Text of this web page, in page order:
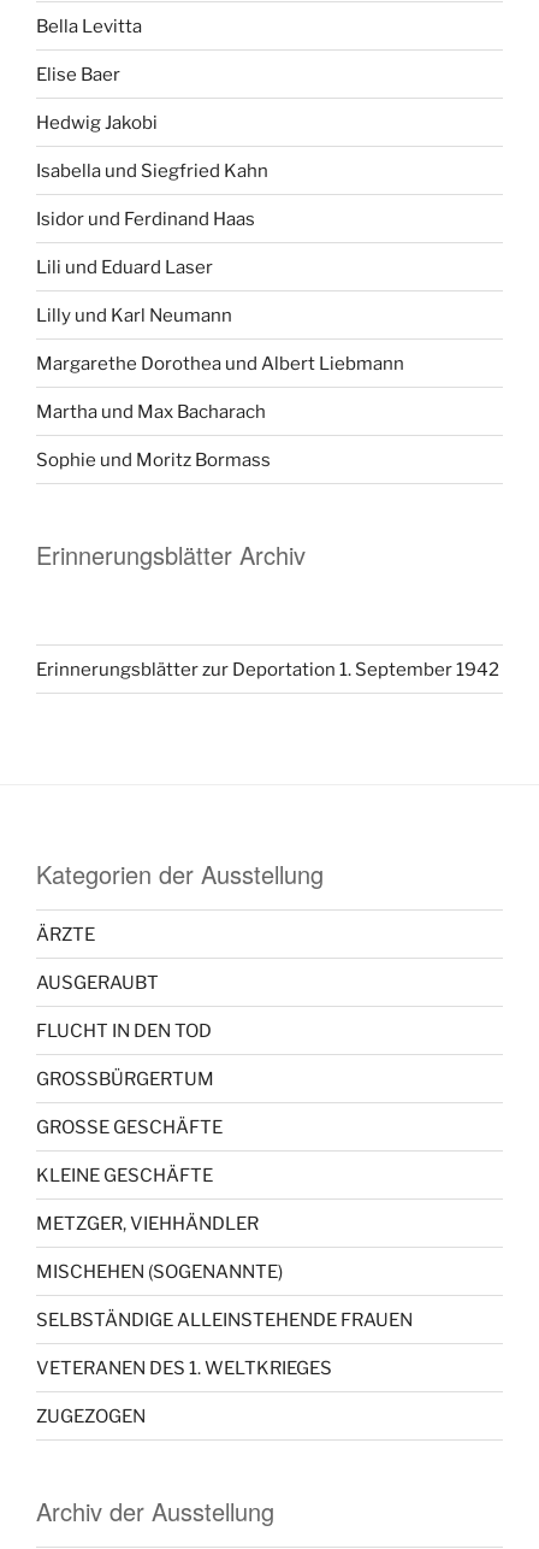
Bella Levitta
Elise Baer
Hedwig Jakobi
Isabella und Siegfried Kahn
Isidor und Ferdinand Haas
Lili und Eduard Laser
Lilly und Karl Neumann
Margarethe Dorothea und Albert Liebmann
Martha und Max Bacharach
Sophie und Moritz Bormass
Erinnerungsblätter Archiv
Erinnerungsblätter zur Deportation 1. September 1942
Kategorien der Ausstellung
ÄRZTE
AUSGERAUBT
FLUCHT IN DEN TOD
GROSSBÜRGERTUM
GROSSE GESCHÄFTE
KLEINE GESCHÄFTE
METZGER, VIEHHÄNDLER
MISCHEHEN (SOGENANNTE)
SELBSTÄNDIGE ALLEINSTEHENDE FRAUEN
VETERANEN DES 1. WELTKRIEGES
ZUGEZOGEN
Archiv der Ausstellung